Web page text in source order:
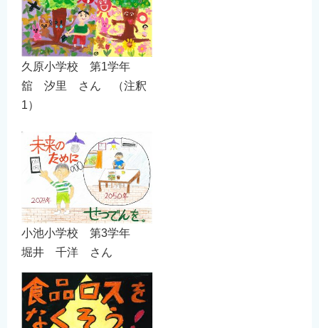
久原小学校 第1学年
舘 汐里 さん （注釈
1）
小池小学校 第3学年
堀井 千洋 さん